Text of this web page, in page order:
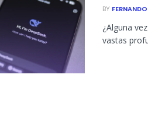
BY
¿Alguna
vastas